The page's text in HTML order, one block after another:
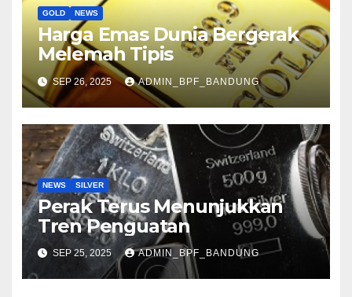
GOLD NEWS
Harga Emas Dunia Bergerak
Melemah Tipis
SEP 26, 2025 ADMIN_BPF_BANDUNG
NEWS SILVER
Perak Terus Menunjukkan
Tren Penguatan
SEP 25, 2025 ADMIN_BPF_BANDUNG